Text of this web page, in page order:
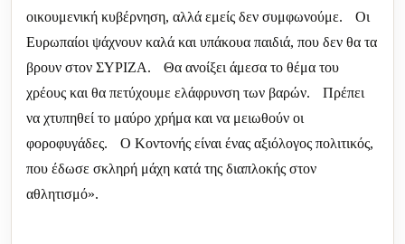
οικουμενική κυβέρνηση, αλλά εμείς δεν συμφωνούμε. Οι
Ευρωπαίοι ψάχνουν καλά και υπάκουα παιδιά, που δεν θα τα
βρουν στον ΣΥΡΙΖΑ. Θα ανοίξει άμεσα το θέμα του
χρέους και θα πετύχουμε ελάφρυνση των βαρών. Πρέπει
να χτυπηθεί το μαύρο χρήμα και να μειωθούν οι
φοροφυγάδες. Ο Κοντονής είναι ένας αξιόλογος πολιτικός,
που έδωσε σκληρή μάχη κατά της διαπλοκής στον
αθλητισμό».